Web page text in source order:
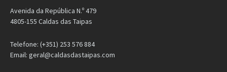
Avenida da República N.º 479
4805-155 Caldas das Taipas
Telefone: (+351) 253 576 884
Email: geral@caldasdastaipas.com